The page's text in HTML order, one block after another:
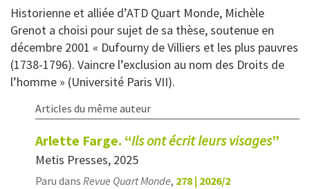
Historienne et alliée d’ATD Quart Monde, Michèle
Grenot a choisi pour sujet de sa thèse, soutenue en
décembre 2001 « Dufourny de Villiers et les plus pauvres
(1738-1796). Vaincre l’exclusion au nom des Droits de
l’homme » (Université Paris VII).
Articles du même auteur
Arlette Farge. “Ils ont écrit leurs visages”
Metis Presses, 2025
Paru dans Revue Quart Monde, 278 | 2026/2